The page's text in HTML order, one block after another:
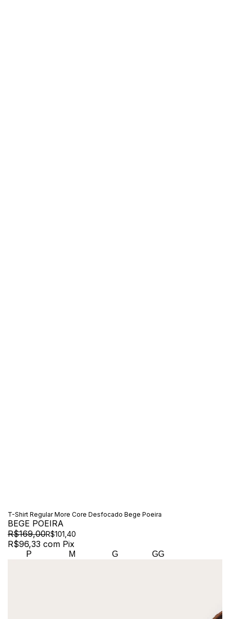
T-Shirt Regular More Core Desfocado Bege Poeira
BEGE POEIRA
R$169,00R$101,40
R$96,33 com Pix
P M G GG